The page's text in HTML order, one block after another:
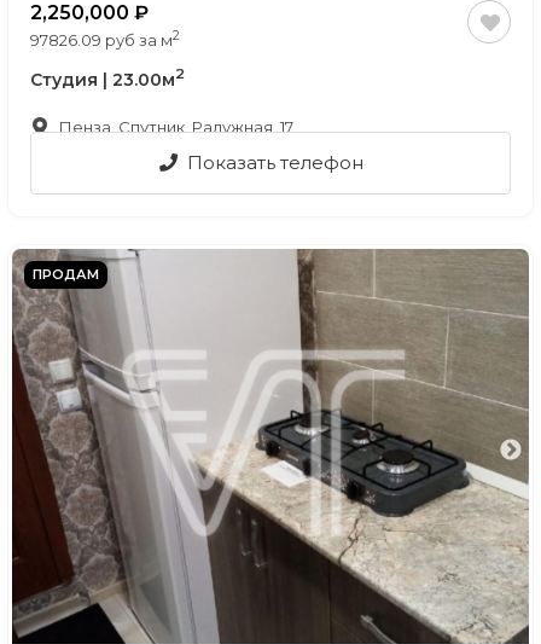
2,250,000
97826.09 руб за м2
Студия | 23.00м2
Пенза, Спутник, Радужная, 17
Показать телефон
ПРОДАМ